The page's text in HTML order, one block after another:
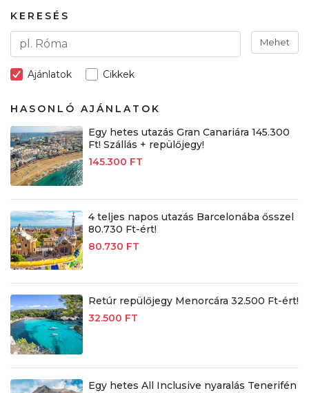
KERESÉS
Mehet
Ajánlatok Cikkek
HASONLÓ AJÁNLATOK
Egy hetes utazás Gran Canariára 145.300
Ft! Szállás + repülőjegy!
145.300 FT
4 teljes napos utazás Barcelonába ősszel
80.730 Ft-ért!
80.730 FT
Retúr repülőjegy Menorcára 32.500 Ft-ért!
32.500 FT
Egy hetes All Inclusive nyaralás Tenerifén